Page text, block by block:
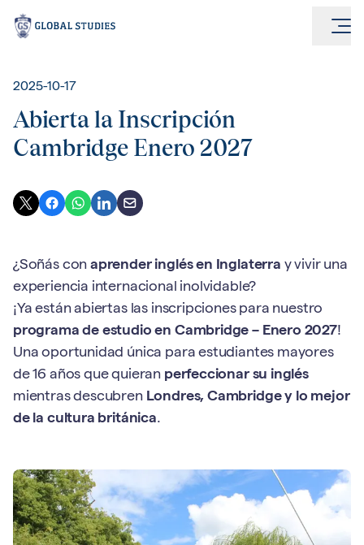
2025-10-17
Abierta la Inscripción
Cambridge Enero 2027
¿Soñás conaprender inglés en Inglaterra y vivir una
experiencia internacional inolvidable?
¡Ya están abiertas las inscripciones para nuestro
programa de estudio en Cambridge – Enero 2027!
Una oportunidad única para estudiantes mayores
de 16 años que quieran perfeccionar su inglés
mientras descubren Londres, Cambridge y lo mejor
de la cultura británica.